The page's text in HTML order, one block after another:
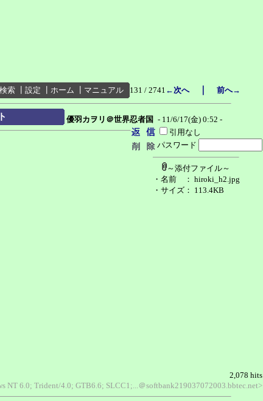
検索 設定 ホーム マニュアル 131 / 2741 ←次へ｜ 前へ→
優羽カヲリ＠世界忍者国 - 11/6/17(金) 0:52 -
引用なし
パスワード
～添付ファイル～
・名前
： hiroki_h2.jpg
・サイズ： 113.4KB
2,078 hits
NT 6.0; Trident/4.0; GTB6.6; SLCC1;...＠softbank219037072003.bbtec.net>